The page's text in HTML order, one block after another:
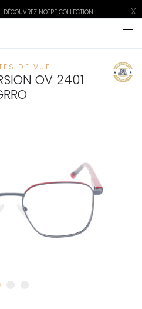
DÉCOUVREZ NOTRE COLLECTION X
DE VUE
OV 2401